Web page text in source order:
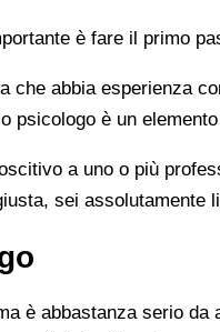
è fare il primo
abbia esperienza
è un
a uno o più
sei assolutamente
è abbastanza serio